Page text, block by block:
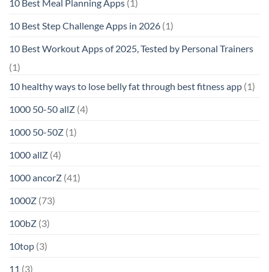
10 Best Meal Planning Apps (1)
10 Best Step Challenge Apps in 2026 (1)
10 Best Workout Apps of 2025, Tested by Personal Trainers
(1)
10 healthy ways to lose belly fat through best fitness app (1)
1000 50-50 allZ (4)
1000 50-50Z (1)
1000 allZ (4)
1000 ancorZ (41)
1000Z (73)
100bZ (3)
10top (3)
11 (3)